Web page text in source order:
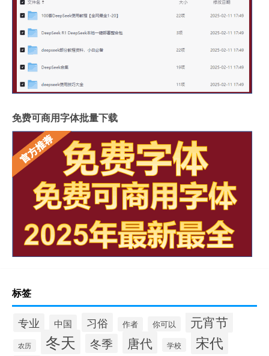
免费可商用字体批量下载
标签
专业 中国 习俗 作者 你可以 元宵节
农历 冬天 冬季 唐代 学校 宋代